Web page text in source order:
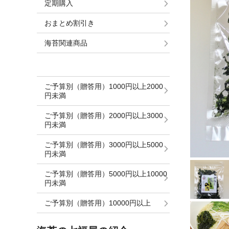
定期購入
おまとめ割引き
海苔関連商品
ご予算別（贈答用）1000円以上2000
円未満
ご予算別（贈答用）2000円以上3000
円未満
ご予算別（贈答用）3000円以上5000
円未満
ご予算別（贈答用）5000円以上10000
円未満
ご予算別（贈答用）10000円以上